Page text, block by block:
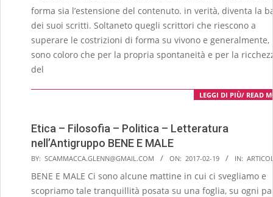
19
forma sia l’e­stensione del contenuto. in verità, diventa la
dei suoi scritti. Soltaneto quegli scrittori che riescono a
superare le costri­zioni di forma su vivono e generalmente,
sono coloro che per la propria sponta­neità e per la
del
LEGGI DI PIÙ/ READ
Etica – Filosofia – Politica – Letteratura
nell’Antigruppo BENE E MALE
2017-
02-
19
BY: SCAMMACCA.GLENN@GMAIL.COM ON: 2017-02-19 IN:
BENE E MALE Ci sono alcune mattine in cui ci svegliamo e
scopriamo tale tranquillità posata su una foglia, su ogni